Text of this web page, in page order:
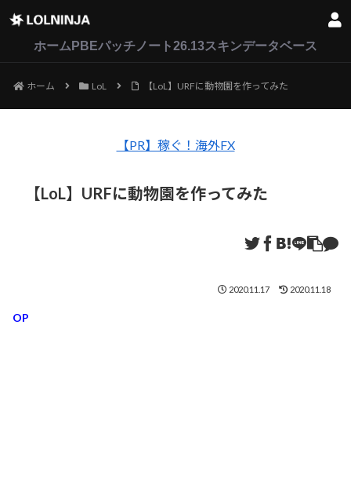
ホーム PBEパッチノート26.13スキンデータベース
ホーム LoL 【LoL】URFに動物園を作ってみた
【PR】稼ぐ！海外FX
【LoL】URFに動物園を作ってみた
2020.11.17 2020.11.18
OP